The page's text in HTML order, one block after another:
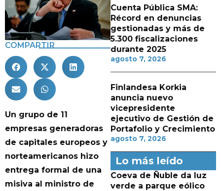
COMPARTIR
Un grupo de 11
empresas generadoras
de capitales europeos y
norteamericanos hizo
entrega formal de una
misiva al ministro de
Cuenta Pública SMA:
Récord en denuncias
gestionadas y más de
5.300 fiscalizaciones
durante 2025
agosto 7, 2026
Finlandesa Korkia
anuncia nuevo
vicepresidente
ejecutivo de Gestión de
Portafolio y Crecimiento
agosto 7, 2026
Lo más leído
Coeva de Ñuble da luz
verde a parque eólico